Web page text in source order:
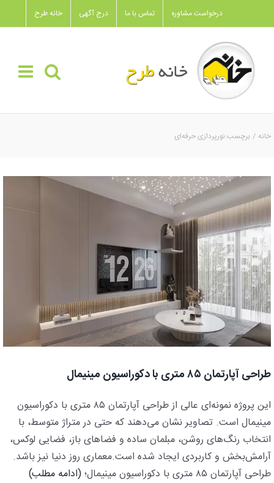
to
content
خانه طرح درج آگهی تماس با ما درخواست مشاوره
خانه برچسب:نورپردازی حرفه‌ای
طراحی آپارتمان ۸۵ متری با دکوراسیون مینیمال
این پروژه نمونه‌ای عالی از طراحی آپارتمان ۸۵ متری با دکوراسیون
مینیمال است. تصاویر نشان می‌دهند که حتی در متراژ متوسط، با
انتخاب رنگ‌های روشن، مبلمان ساده و فضاهای باز، فضایی لوکس،
آرامش‌بخش و کاربردی ایجاد شده است.معماری روز دنیا نیز باشد.
طراحی آپارتمان ۸۵ متری با دکوراسیون مینیمال؛
(ادامه مطلب)